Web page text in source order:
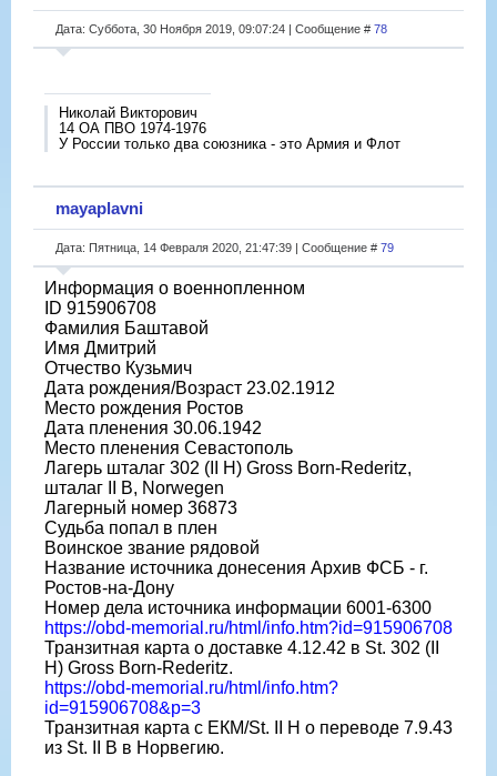
Дата: Суббота, 30 Ноября 2019, 09:07:24 | Сообщение # 78
Николай Викторович
14 ОА ПВО 1974-1976
У России только два союзника - это Армия и Флот
mayaplavni
Дата: Пятница, 14 Февраля 2020, 21:47:39 | Сообщение # 79
Информация о военнопленном
ID 915906708
Фамилия Баштавой
Имя Дмитрий
Отчество Кузьмич
Дата рождения/Возраст 23.02.1912
Место рождения Ростов
Дата пленения 30.06.1942
Место пленения Севастополь
Лагерь шталаг 302 (II H) Gross Born-Rederitz,
шталаг II B, Norwegen
Лагерный номер 36873
Судьба попал в плен
Воинское звание рядовой
Название источника донесения Архив ФСБ - г.
Ростов-на-Дону
Номер дела источника информации 6001-6300
https://obd-memorial.ru/html/info.htm?id=915906708
Транзитная карта о доставке 4.12.42 в St. 302 (II
H) Gross Born-Rederitz.
https://obd-memorial.ru/html/info.htm?
id=915906708&p=3
Транзитная карта с ЕКМ/St. II H о переводе 7.9.43
из St. II B в Норвегию.